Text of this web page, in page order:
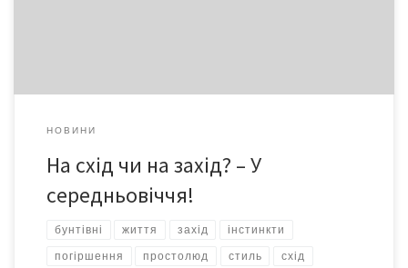
НОВИНИ
На схід чи на захід? – У
середньовіччя!
бунтівні життя захід інстинкти
погіршення простолюд стиль схід